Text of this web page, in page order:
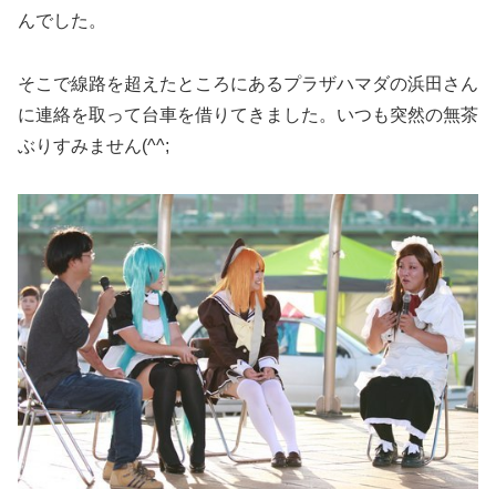
んでした。
そこで線路を超えたところにあるプラザハマダの浜田さん
に連絡を取って台車を借りてきました。いつも突然の無茶
ぶりすみません(^^;